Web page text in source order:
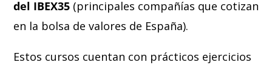
del IBEX35 (principales compañías que cotizan
en la bolsa de valores de España).
Estos cursos cuentan con prácticos ejercicios